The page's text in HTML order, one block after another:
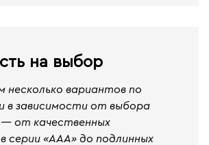
на выбор
несколько вариантов по
в зависимости от выбора
— от качественных
серии «ААА» до подлинных